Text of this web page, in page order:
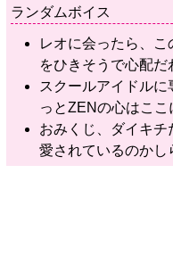
ランダムボイス
レオに会ったら、
をひきそうで心配だ
スクールアイドル
っとZENの心はこ
おみくじ、ダイキ
愛されているのかし